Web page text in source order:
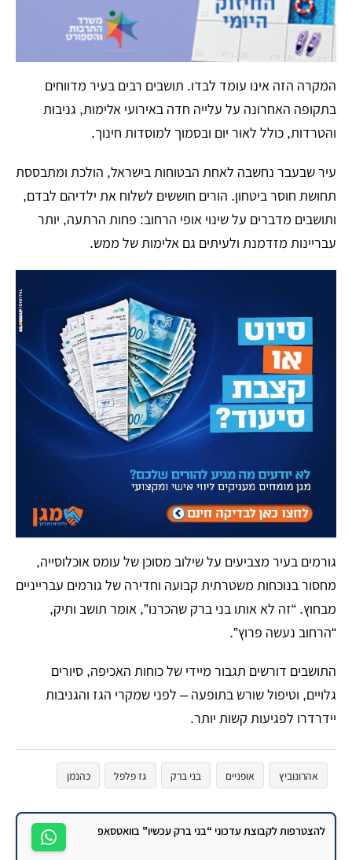
המקרה הזה אינו עומד לבדו. תושבים רבים בעיר מדווחים
בתקופה האחרונה על עלייה חדה באירועי אלימות, גניבות
והטרדות, כולל לאור יום ובסמוך למוסדות חינוך.
עיר שבעבר נחשבה לאחת הבטוחות בישראל, הולכת ומתבססת
תחושת חוסר ביטחון. הורים חוששים לשלוח את ילדיהם לבדם,
ותושבים מדברים על שינוי אופי הרחוב: פחות הרתעה, יותר
עבריינות מזדמנת ולעיתים גם אלימות של ממש.
גורמים בעיר מצביעים על שילוב מסוכן של עומס אוכלוסייה,
מחסור בנוכחות משטרתית קבועה וחדירה של גורמים עברייניים
מבחוץ. “זה לא אותו בני ברק שהכרנו”, אומר תושב ותיק,
“הרחוב נעשה פרוץ”.
התושבים דורשים תגבור מיידי של כוחות האכיפה, סיורים
גלויים, וטיפול שורש בתופעה – לפני שמקרי הגז והגניבות
יידרדרו לפגיעות קשות יותר.
אהרונוביץ אופניים בני ברק גז פלפל כהנמן
להצטרפות לקבוצת עדכוני “בני ברק עכשיו” בוואטסאפ